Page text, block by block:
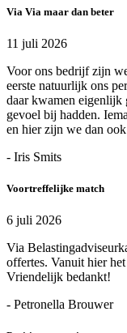
Via Via maar dan beter
11 juli 2026
Voor ons bedrijf zijn
eerste natuurlijk ons
daar kwamen eigenlijk
gevoel bij hadden.
en hier zijn we dan
- Iris Smits
Voortreffelijke match
6 juli 2026
Via
offertes. Vanuit hier
Vriendelijk bedankt!
- Petronella Brouwer